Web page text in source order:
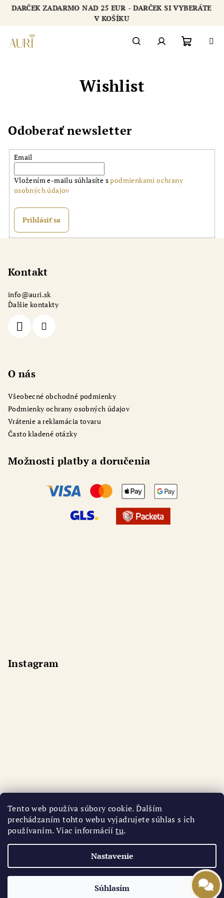
Tento web používa súbory cookie. Ďalším
prechádzaním tohto webu vyjadrujete súhlas s ich
používaním. Viac informáciítu.
Nastavenie
Súhlasím
PrejsťDARČEK ZADARMO NAD 25 EUR - DARČEK SI VYBERÁTE
V KOŠÍKU
Wishlist
Odoberať newsletter
Email
Vložením e-mailu súhlasíte spodmienkami ochrany
osobných údajov
Prihlásiť sa
Kontakt
info@auri.sk
Ďalšie kontakty
O nás
Všeobecné obchodné podmienky
Podmienky ochrany osobných údajov
Vrátenie a reklamácia tovaru
Často kladené otázky
Možnosti platby a doručenia
Instagram
Sledovať na Instagrame
Copyright 2026AURI. Všetky práva vyhradené.
Vytvoril Shoptet
Chatbot šperkovnice AURI